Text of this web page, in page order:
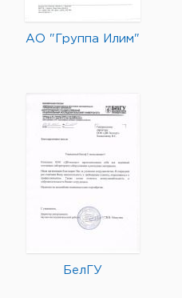
АО "Группа Илим"
БелГУ